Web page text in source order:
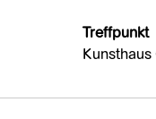
Treffpunkt
Kunsthaus